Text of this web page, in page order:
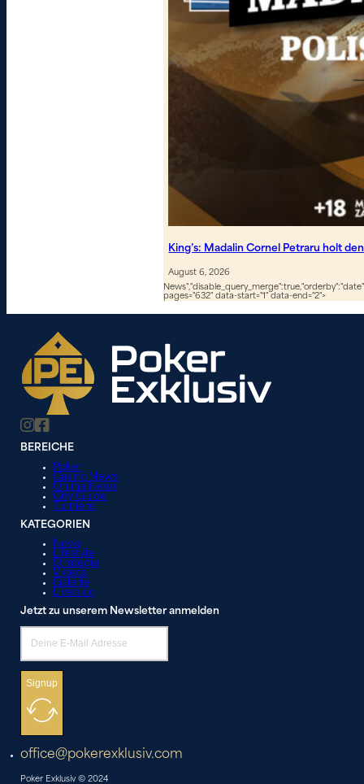
King’s: Madalin Cornel Petraru holt
August 6, 2026
pages="632" data-start="1" data-end="2">
BEREICHE
Poker
Casino News
Online News
City Guide
Turniere
KATEGORIEN
News
Lifestyle
Strategie
Videos
Galerie
Liveblog
Jetzt zu unserem Newsletter anmelden
Signup
office@pokerexklusiv.com
Poker Exklusiv © 2024